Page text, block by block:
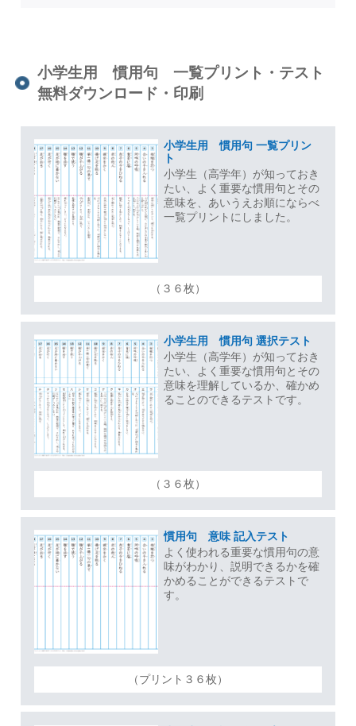
小学生用 慣用句 一覧プリント・テスト
無料ダウンロード・印刷
小学生用 慣用句 一覧プリン
ト
小学生（高学年）が知っておき
たい、よく重要な慣用句とその
意味を、あいうえお順にならべ
一覧プリントにしました。
（３６枚）
小学生用 慣用句 選択テスト
小学生（高学年）が知っておき
たい、よく重要な慣用句とその
意味を理解しているか、確かめ
ることのできるテストです。
（３６枚）
慣用句 意味 記入テスト
よく使われる重要な慣用句の意
味がわかり、説明できるかを確
かめることができるテストで
す。
（プリント３６枚）